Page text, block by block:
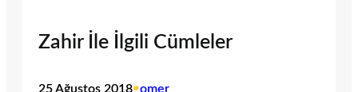
Zahir İle İlgili Cümleler
25 Ağustos 2018•omer